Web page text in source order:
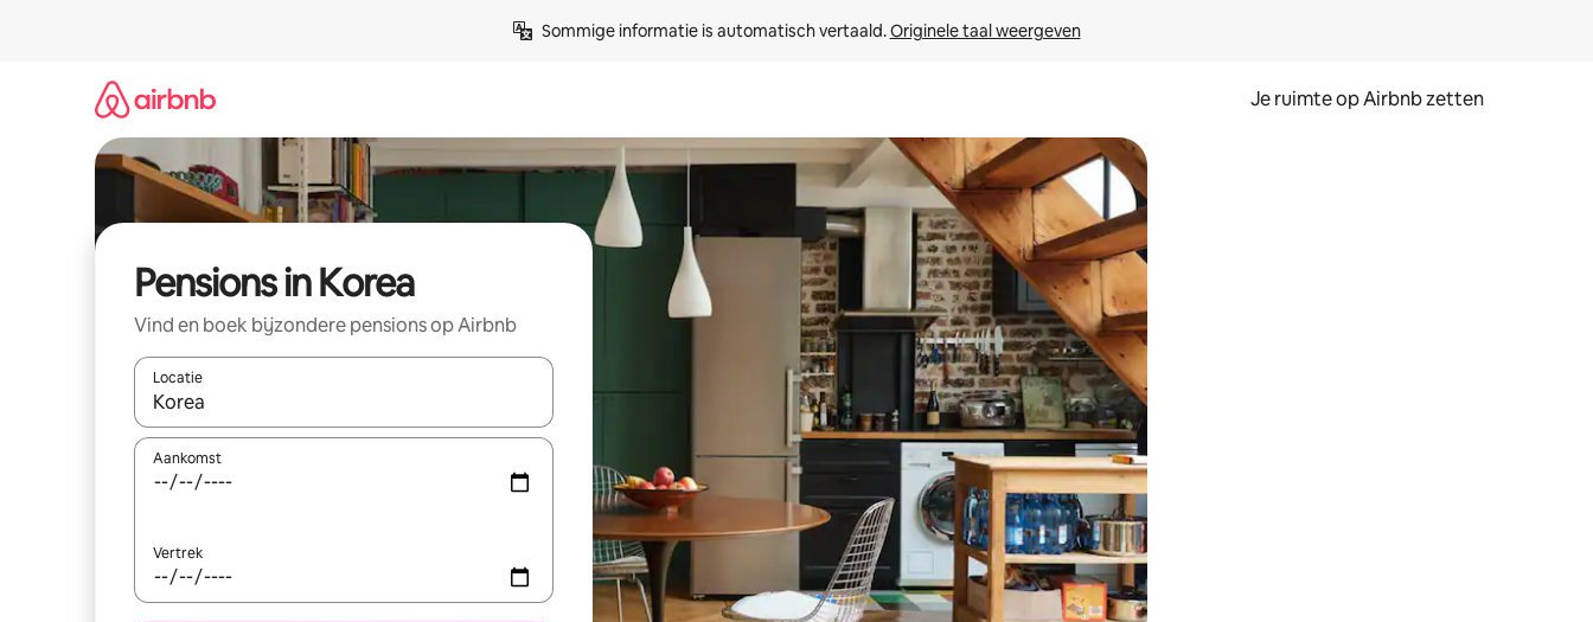
Sommige informatie is automatisch vertaald. Originele taal weergeven
Je ruimte op Airbnb zetten
Pensions in Korea
Vind en boek bijzondere pensions op Airbnb
Locatie
Wanneer er suggesties beschikbaar zijn, maak je een keuze met je de pijltjestoetsen omhoog en omlaag, óf door te tikken of swipen.
Aankomst
Vertrek